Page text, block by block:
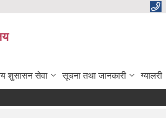
शुसासन सेवा सूचना तथा जानकारी ग्यालरी